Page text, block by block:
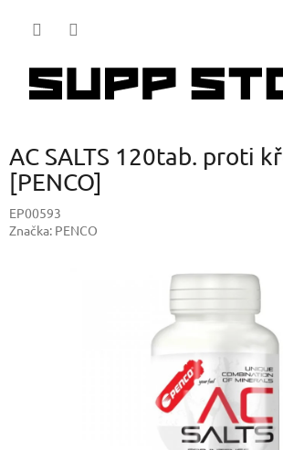
AC SALTS 120tab. proti
[PENCO]
EP00593
Značka: PENCO